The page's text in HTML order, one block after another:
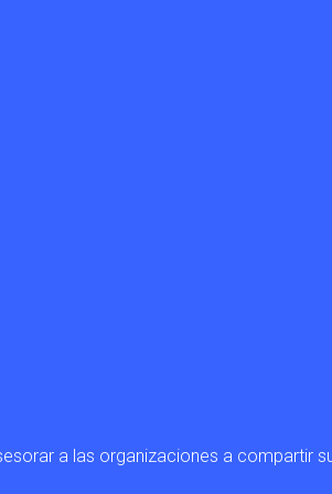
a las organizaciones a compartir